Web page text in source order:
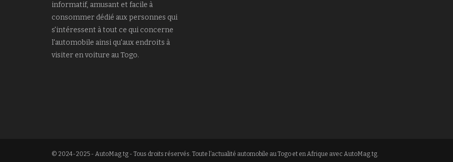
informatif, amusant et facile à
consommer dédié aux personnes qui
s'intéressent à tout ce qui concerne
l'automobile ainsi qu'aux endroits à
visiter en voiture au Togo.
© 2024-2025 - AutoMag.tg - Tous droits réservés. Toute l’actualité automobile au Togo et en Afrique avec AutoMag.tg.